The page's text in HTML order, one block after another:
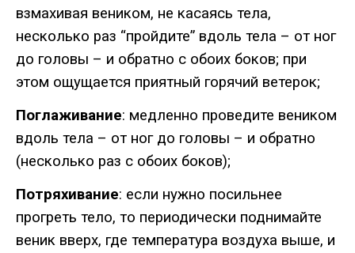
взмахивая веником, не касаясь тела,
несколько раз “пройдите” вдоль тела – от ног
до головы – и обратно с обоих боков; при
этом ощущается приятный горячий ветерок;
Поглаживание: медленно проведите веником
вдоль тела – от ног до головы – и обратно
(несколько раз с обоих боков);
Потряхивание: если нужно посильнее
прогреть тело, то периодически поднимайте
веник вверх, где температура воздуха выше, и